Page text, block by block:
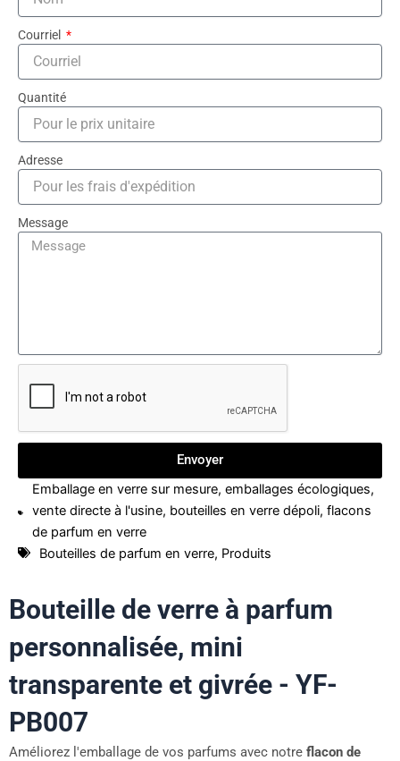
Courriel
Quantité
Adresse
Message
Envoyer
Emballage en verre sur mesure,emballages écologiques,
vente directe à l'usine, bouteilles en verre dépoli,flacons
de parfum en verre
Bouteilles de parfum en verre, Produits
Bouteille de verre à parfum
personnalisée, mini
transparente et givrée - YF-
PB007
Améliorez l'emballage de vos parfums avec notre flacon de